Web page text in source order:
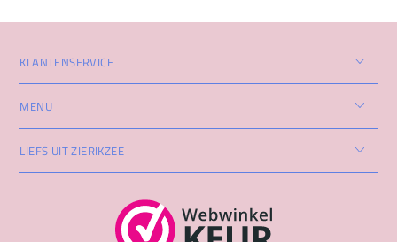
KLANTENSERVICE
MENU
LIEFS UIT ZIERIKZEE